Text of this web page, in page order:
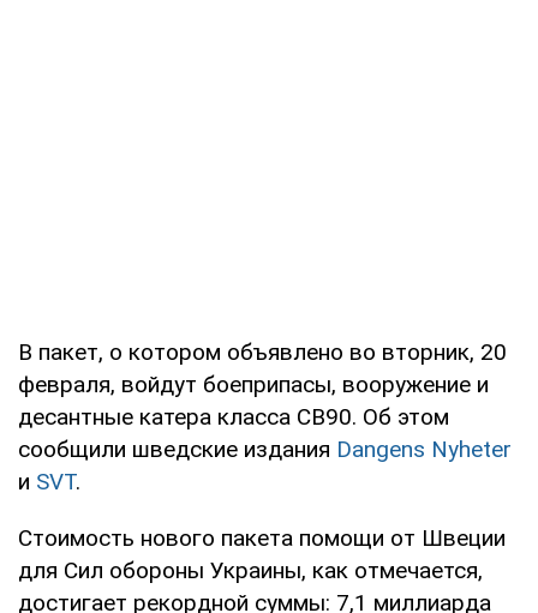
В пакет, о котором объявлено во вторник, 20
февраля, войдут боеприпасы, вооружение и
десантные катера класса CB90. Об этом
сообщили шведские издания Dangens Nyheter
и SVT.
Стоимость нового пакета помощи от Швеции
для Сил обороны Украины, как отмечается,
достигает рекордной суммы: 7,1 миллиарда